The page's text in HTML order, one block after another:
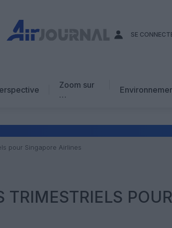
SE
Zoom sur
…
Avis d’expert
pour Singapore Airlines
TRIMESTRIELS POUR